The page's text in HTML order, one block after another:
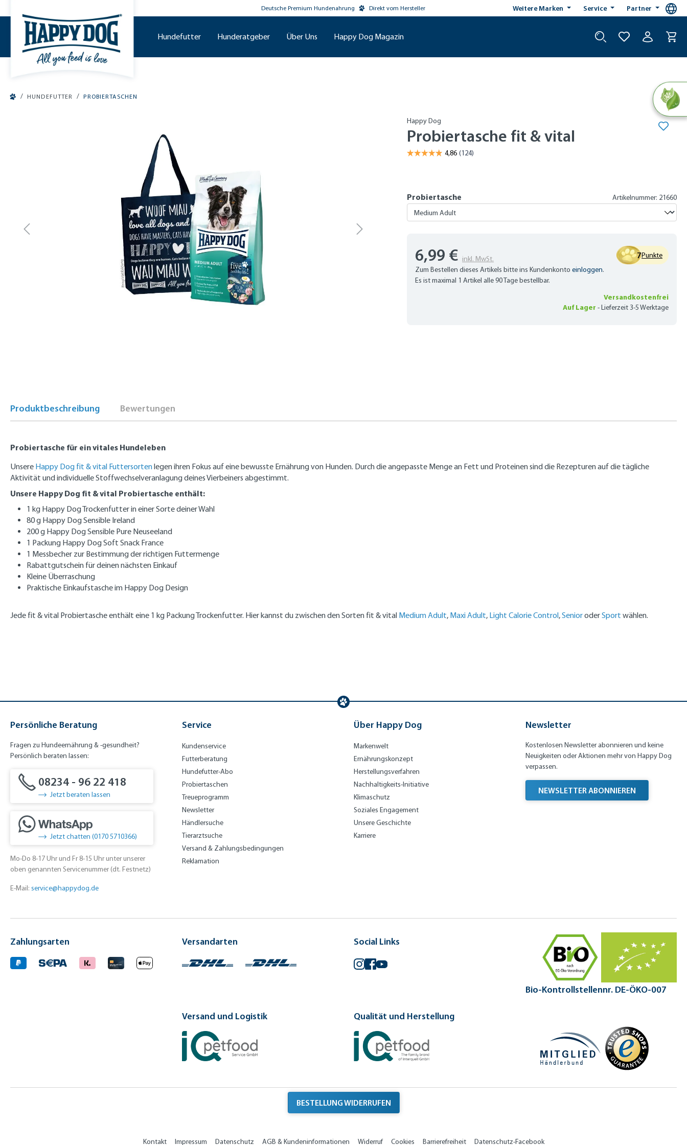
Deutsche Premium Hundenahrung Direkt vom Hersteller Weitere Marken Service Partner
Hundefutter Hunderatgeber Über Uns Happy Dog Magazin
/ HUNDEFUTTER / PROBIERTASCHEN
Happy Dog
Probiertasche fit & vital
Probiertasche Artikelnummer: 21660
6,99 € inkl. MwSt. 7Punkte
Zum Bestellen dieses Artikels bitte ins Kundenkontoeinloggen.
Es ist maximal 1 Artikel alle 90 Tage bestellbar.
Versandkostenfrei
Auf Lager -Lieferzeit 3-5 Werktage
Produktbeschreibung Bewertungen
Probiertasche für ein vitales Hundeleben
Unsere Happy Dog fit & vital Futtersortenlegen ihren Fokus auf eine bewusste Ernährung von Hunden. Durch die angepasste Menge an Fett und Proteinen sind die Rezepturen auf die tägliche
Aktivität und individuelle Stoffwechselveranlagung deines Vierbeiners abgestimmt.
Unsere Happy Dog fit & vital Probiertasche enthält:
1 kg Happy Dog Trockenfutter in einer Sorte deiner Wahl
80 g Happy Dog Sensible Ireland
200 g Happy Dog Sensible Pure Neuseeland
1 Packung Happy Dog Soft Snack France
1 Messbecher zur Bestimmung der richtigen Futtermenge
Rabattgutschein für deinen nächsten Einkauf
Kleine Überraschung
Praktische Einkaufstasche im Happy Dog Design
Jede fit & vital Probiertasche enthält eine 1 kg Packung Trockenfutter. Hier kannst du zwischen den Sorten fit & vital Medium Adult, Maxi Adult, Light Calorie Control,SenioroderSport wählen.
Persönliche Beratung
Fragen zu Hundeernährung & -gesundheit?
Persönlich beraten lassen:
08234 - 96 22 418
Jetzt beraten lassen
Jetzt chatten (0170 5710366)
Mo-Do 8-17 Uhr und Fr 8-15 Uhr unter unserer
oben genannten Servicenummer (dt. Festnetz)
E-Mail: service@happydog.de
Service
Kundenservice
Futterberatung
Hundefutter-Abo
Probiertaschen
Treueprogramm
Newsletter
Händlersuche
Tierarztsuche
Versand & Zahlungsbedingungen
Reklamation
Über Happy Dog
Markenwelt
Ernährungskonzept
Herstellungsverfahren
Nachhaltigkeits-Initiative
Klimaschutz
Soziales Engagement
Unsere Geschichte
Karriere
Newsletter
Kostenlosen Newsletter abonnieren und keine
Neuigkeiten oder Aktionen mehr von Happy Dog
verpassen.
NEWSLETTER ABONNIEREN
Zahlungsarten Versandarten Social Links
Instagram
Facebook
YouTube
Bio-Kontrollstellennr. DE-ÖKO-007
Versand und Logistik Qualität und Herstellung
BESTELLUNG WIDERRUFEN
Kontakt Impressum Datenschutz AGB & Kundeninformationen Widerruf Cookies Barrierefreiheit Datenschutz-Facebook